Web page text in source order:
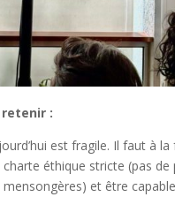
retenir :
est fragile. Il faut à la
éthique stricte (pas de
mensongères) et être